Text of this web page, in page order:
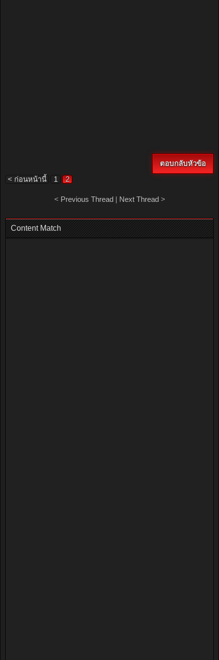
ตอบกลับหัวข้อ
< ก่อนหน้านี้
1 2
< Previous Thread| Next Thread>
Content Match